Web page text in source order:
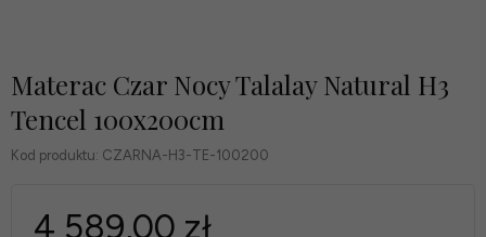
Materac Czar Nocy Talalay Natural H3
Tencel 100x200cm
Kod produktu: CZARNA-H3-TE-100200
4 589,00 zł